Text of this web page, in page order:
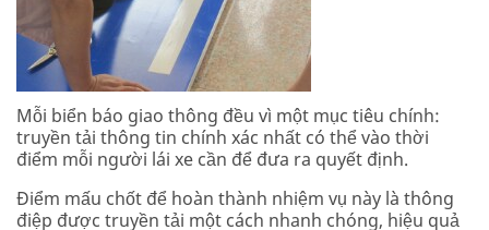
Mỗi biển báo giao thông đều vì một mục tiêu chính:
truyền tải thông tin chính xác nhất có thể vào thời
điểm mỗi người lái xe cần để đưa ra quyết định.
Điểm mấu chốt để hoàn thành nhiệm vụ này là thông
điệp được truyền tải một cách nhanh chóng, hiệu quả